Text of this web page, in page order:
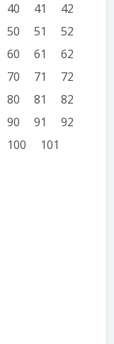
40 41
42
50 51
52
60 61
62
70 71
72
80 81
82
90 91
92
100
101